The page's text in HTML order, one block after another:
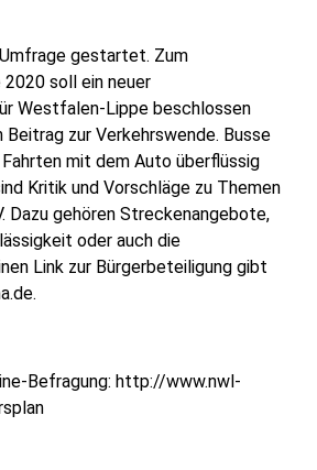
gestartet. Zum
soll ein neuer
Westfalen-Lippe beschlossen
Beitrag zur Verkehrswende. Busse
mit dem Auto überflüssig
Kritik und Vorschläge zu Themen
Dazu gehören Streckenangebote,
oder auch die
Link zur Bürgerbeteiligung gibt
Befragung: http://www.nwl-